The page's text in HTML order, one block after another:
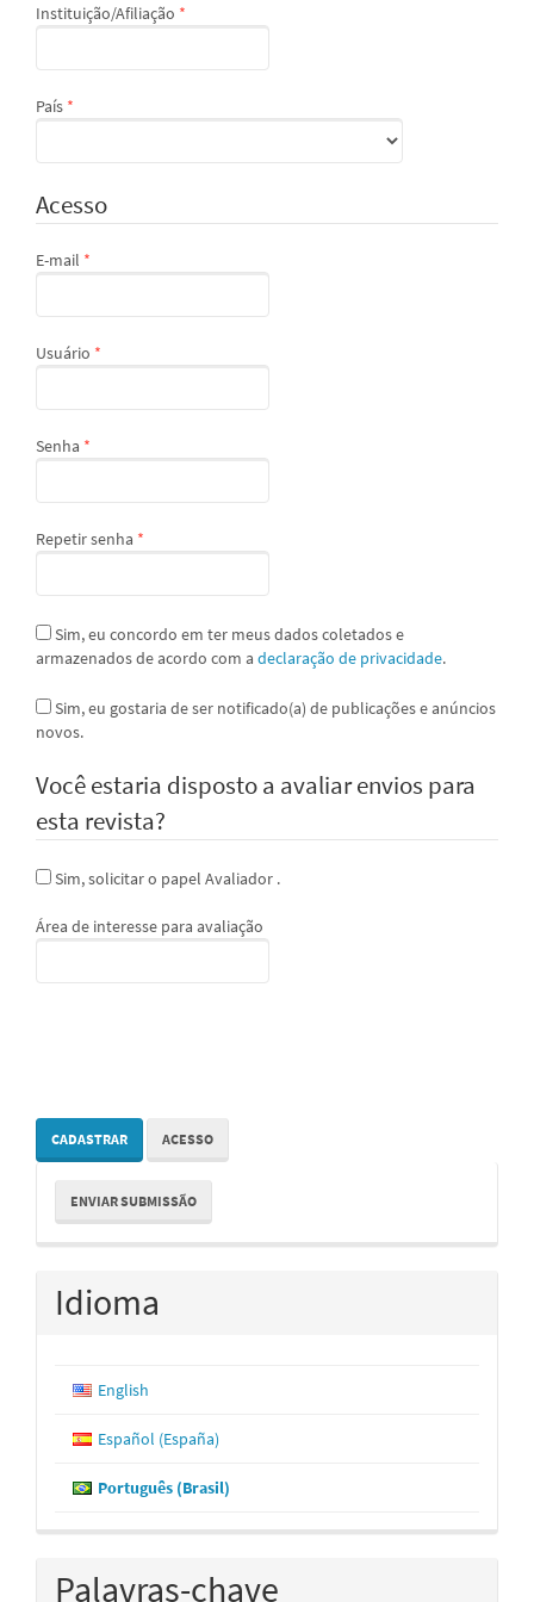
Instituição/Afiliação *
País *
Acesso
E-mail *
Usuário *
Senha *
Repetir senha *
armazenados de acordo com a declaração de privacidade.
novos.
Você estaria disposto a avaliar envios para
esta revista?
Sim, solicitar o papel Avaliador .
Área de interesse para avaliação
CADASTRAR ACESSO
Enviar
Submissão
ENVIAR SUBMISSÃO
Idioma
English
Español (España)
Português (Brasil)
Palavras-chave